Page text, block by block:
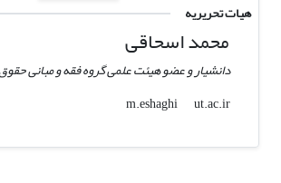
هیات تحریریه
محمد اسحاقی
دانشیار و عضو هیئت علمی گروه فقه و مبانی
m.eshaghi
ut.ac.ir